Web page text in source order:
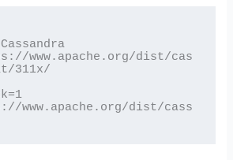
www.apache.org/dist/cas
311x/
www.apache.org/dist/cass